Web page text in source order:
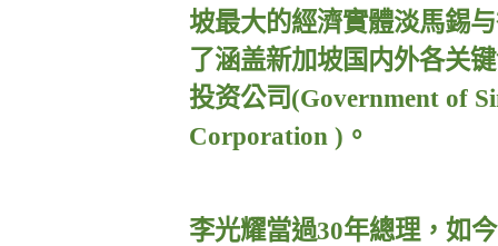
坡最大的經濟實體淡馬錫
了涵盖新加坡国内外各关
投资公司(Government of
Corporation ) 。
李光耀當過30年總理，如